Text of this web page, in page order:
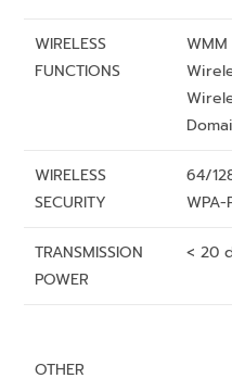
WIRELESS
FUNCTIONS
WIRELESS
SECURITY
64/
WPA-
TRANSMISSION
POWER
< 20
OTHER